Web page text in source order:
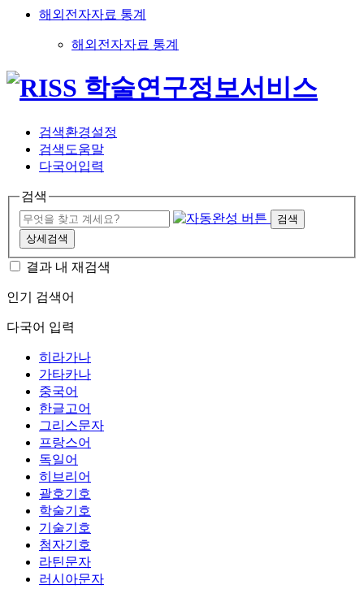
해외전자자료 통계
해외전자자료 통계
검색환경설정
검색도움말
다국어입력
검색
검색
상세검색
결과 내 재검색
인기 검색어
다국어 입력
히라가나
가타카나
중국어
한글고어
그리스문자
프랑스어
독일어
히브리어
괄호기호
학술기호
기술기호
첨자기호
라틴문자
러시아문자